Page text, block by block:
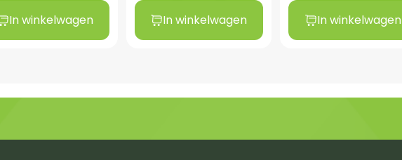
In winkelwagen In winkelwagen In winkelwagen